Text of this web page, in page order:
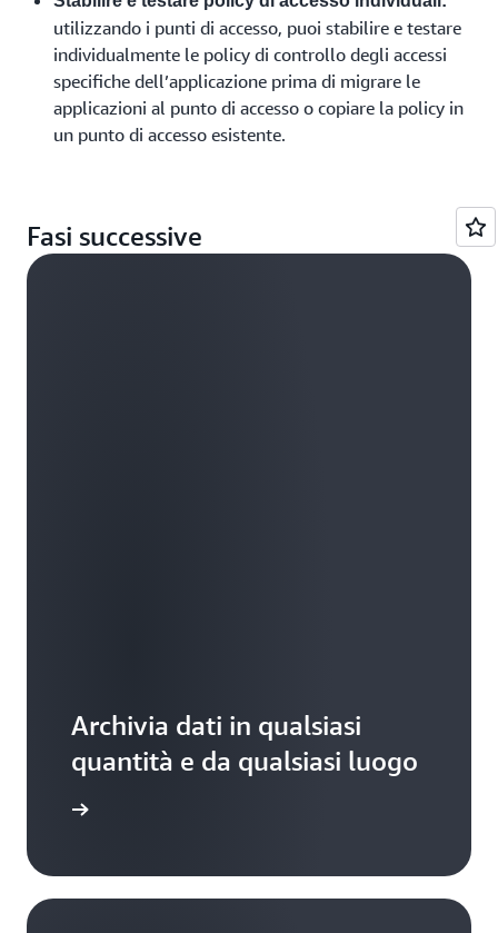
utilizzando i punti di accesso, puoi stabilire e testare
individualmente le policy di controllo degli accessi
specifiche dell’applicazione prima di migrare le
applicazioni al punto di accesso o copiare la policy in
un punto di accesso esistente.
Fasi successive
Archivia dati in qualsiasi
quantità e da qualsiasi luogo